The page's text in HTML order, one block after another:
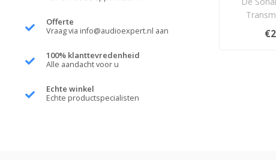
Offerte
Vraag via info@audioexpert.nl aan
100% klanttevredenheid
Alle aandacht voor u
Echte winkel
Echte productspecialisten
Impact-